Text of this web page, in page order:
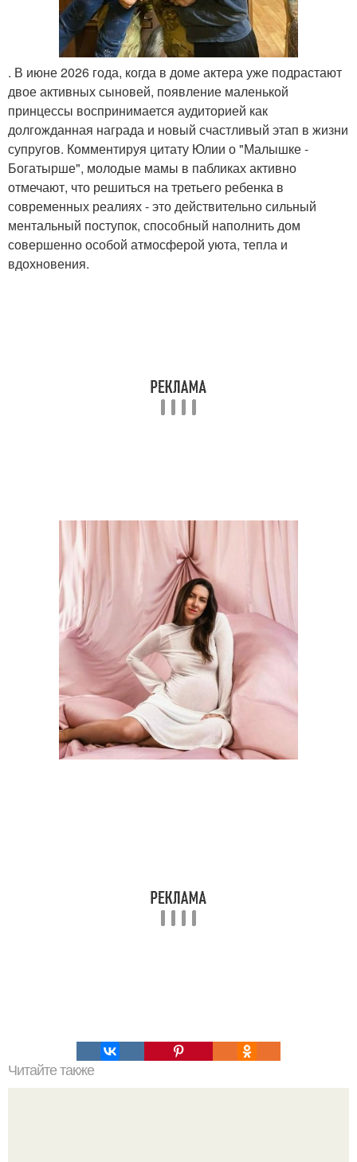
. В июне 2026 года, когда в доме актера уже подрастают
двое активных сыновей, появление маленькой
принцессы воспринимается аудиторией как
долгожданная награда и новый счастливый этап в жизни
супругов. Комментируя цитату Юлии о "Малышке -
Богатырше", молодые мамы в пабликах активно
отмечают, что решиться на третьего ребенка в
современных реалиях - это действительно сильный
ментальный поступок, способный наполнить дом
совершенно особой атмосферой уюта, тепла и
вдохновения.
Читайте также